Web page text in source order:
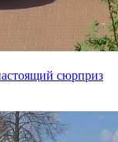
сюрприз